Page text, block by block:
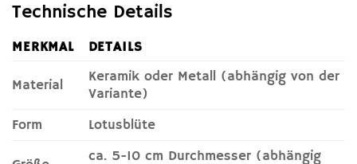
Technische Details
MERKMAL DETAILS
Material
Keramik oder Metall (abhängig von der
Variante)
Form
Lotusblüte
ca. 5-10 cm Durchmesser (abhängig